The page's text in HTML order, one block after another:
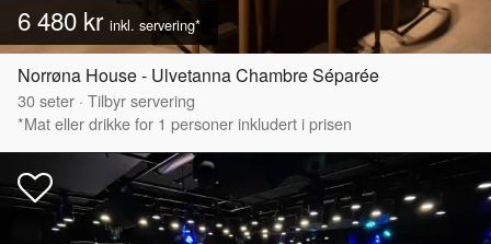
6 480 kr inkl. servering*
Norrøna House - Ulvetanna Chambre Séparée
30seter · Tilbyr servering
*Mat eller drikke for 1 personer inkludert i prisen